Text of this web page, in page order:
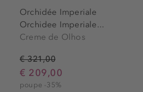
Orchidée Imperiale
Orchidee Imperiale...
Creme de Olhos
€ 321,00
€ 209,00
poupe -35%